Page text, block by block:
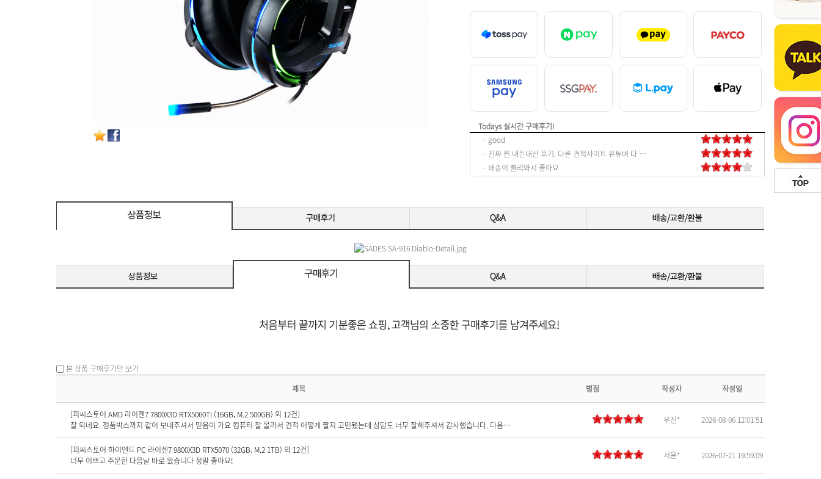
Todays 실시간 구매후기!
- good
-
진짜 찐 내돈내산 후기. 다른 견적사이트 유튜버 다 알아봤지만 진짜 최저가 맞구요 믿을 수 있는 새제품으로 보내주세요! 열심히 알아봐서 견적을 만들어봤지만 보여드리니 바로 부족한 부분 알려주셔서 더 알뜰하고 만족할 수 있게 구매할 수 있었습니다. 앞으로도 잘되면 좋겠습니다! 진짜 찐찐찐 추천 드립니다
- 배송이 빨리와서 좋아요
-
아들 주려고 한대 샀어요. 다른 곳이랑 비교해보니 저렴하게 잘 산 거 같네요ㅎㅎ
본 상품 구매후기만 보기
제목
별점 작성자 작성일
[피씨스토어 AMD 라이젠7 7800X3D RTX5060TI (16GB, M.2 500GB) 외 12건]
잘 되네요. 정품박스까지 같이 보내주셔서 믿음이 가요 컴퓨터 잘 몰라서 견적 어떻게 짤지 고민됐는데 상담도 너무 잘해주셔서 감사했습니다. 다음에 컴퓨터 바꿀때도 여기서 구매할게요 ㅎㅎㅎ 번창하세요!
우진* 2026-08-06 12:01:51
[피씨스토어 하이엔드 PC 라이젠7 9800X3D RTX5070 (32GB, M.2 1TB) 외 12건]
너무 이쁘고 주문한 다음날 바로 왔습니다 정말 좋아요!
서윤* 2026-07-21 19:59:09